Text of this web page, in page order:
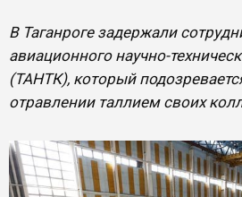
В Таганроге задержали
авиационного научно-
(ТАНТК), который
отравлении таллием своих